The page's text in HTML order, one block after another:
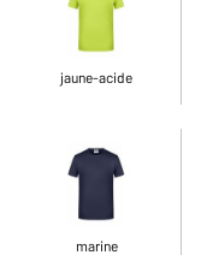
jaune-acide
marine